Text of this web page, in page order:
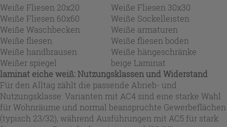
Weiße Fliesen 20x20
Weiße Fliesen 30x30
Weiße Fliesen 60x60
Weiße Sockelleisten
Weiße Waschbecken
Weiße armaturen
Weiße fliesen
Weiße fliesen boden
Weiße handbrausen
Weiße hängeschränke
Weißer spiegel
beige Laminat
laminat eiche weiß: Nutzungsklassen und Widerstand
Für den Alltag zählt die passende Abrieb- und
Nutzungsklasse: Varianten mit AC4 sind eine starke Wahl
für Wohnräume und normal beanspruchte Gewerbeflächen
(typisch 23/32), während Ausführungen mit AC5 für stark